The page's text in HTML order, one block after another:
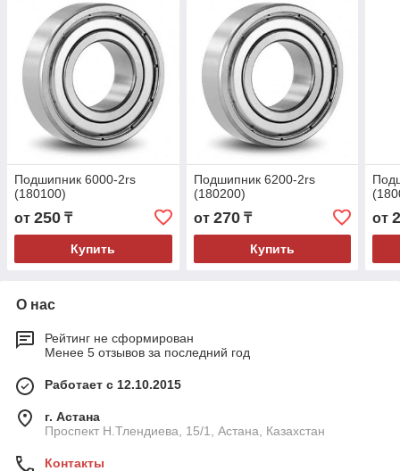
Подшипник 6000-2rs
(180100)
от 250 ₸
Купить
Подшипник 6200-2rs
(180200)
от 270₸
Купить
от
О нас
Рейтинг не сформирован
Менее 5 отзывов за последний год
Работает с 12.10.2015
г. Астана
Проспект Н.Тлендиева, 15/1, Астана, Казахстан
Контакты